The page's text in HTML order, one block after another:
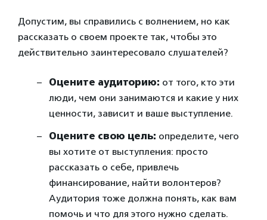
Допустим, вы справились с волнением, но как
рассказать о своем проекте так, чтобы это
действительно заинтересовало слушателей?
Оцените аудиторию: от того, кто эти
люди, чем они занимаются и какие у них
ценности, зависит и ваше выступление.
Оцените свою цель: определите, чего
вы хотите от выступления: просто
рассказать о себе, привлечь
финансирование, найти волонтеров?
Аудитория тоже должна понять, как вам
помочь и что для этого нужно сделать.